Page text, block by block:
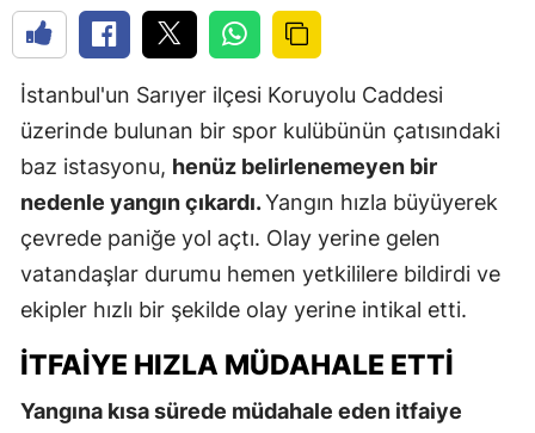
İstanbul'un Sarıyer ilçesi Koruyolu Caddesi
üzerinde bulunan bir spor kulübünün çatısındaki
baz istasyonu, henüz belirlenemeyen bir
nedenle yangın çıkardı.Yangın hızla büyüyerek
çevrede paniğe yol açtı. Olay yerine gelen
vatandaşlar durumu hemen yetkililere bildirdi ve
ekipler hızlı bir şekilde olay yerine intikal etti.
İTFAIYE HIZLA MÜDAHALE ETTI
Yangına kısa sürede müdahale eden itfaiye